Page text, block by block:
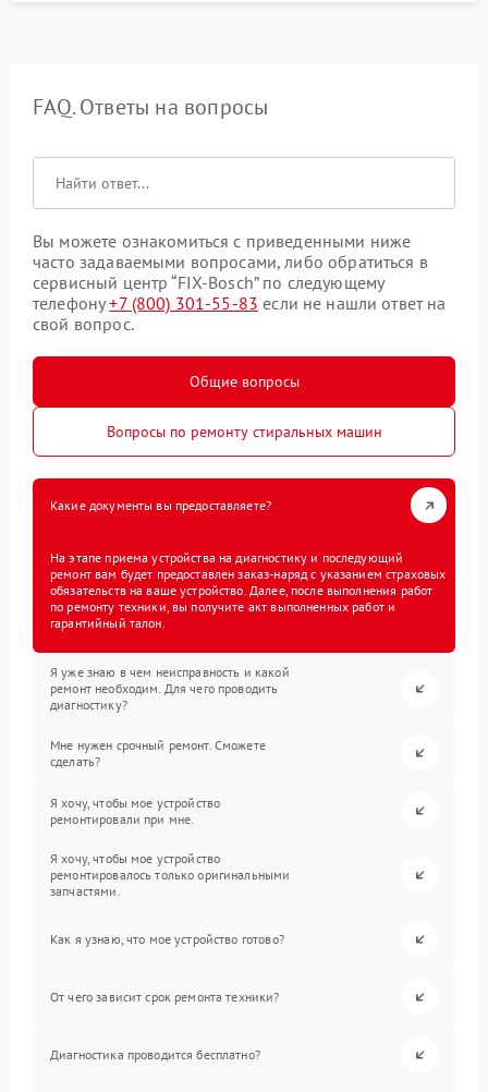
FAQ. Ответы на вопросы
Вы можете ознакомиться с приведенными ниже
часто задаваемыми вопросами, либо обратиться в
сервисный центр “FIX-Bosch” по следующему
телефону+7 (800) 301-55-83 если не нашли ответ на
свой вопрос.
Общие вопросы
Вопросы по ремонту стиральных машин
Какие документы вы предоставляете?
На этапе приема устройства на диагностику и последующий
ремонт вам будет предоставлен заказ-наряд с указанием страховых
обязательств на ваше устройство. Далее, после выполнения работ
по ремонту техники, вы получите акт выполненных работ и
гарантийный талон.
Я уже знаю в чем неисправность и какой
ремонт необходим. Для чего проводить
диагностику?
Мне нужен срочный ремонт. Сможете
сделать?
Я хочу, чтобы мое устройство
ремонтировали при мне.
Я хочу, чтобы мое устройство
ремонтировалось только оригинальными
запчастями.
Как я узнаю, что мое устройство готово?
От чего зависит срок ремонта техники?
Диагностика проводится бесплатно?